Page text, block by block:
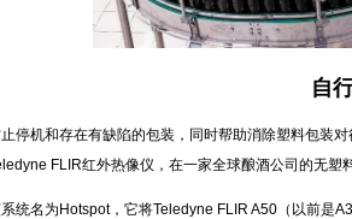
自行
机和存在有缺陷的包装，同时帮助消除塑料包装对
FLIR红外热像仪，在一家全球酿酒公司的无塑
名为Hotspot，它将Teledyne FLIR A50（以前是